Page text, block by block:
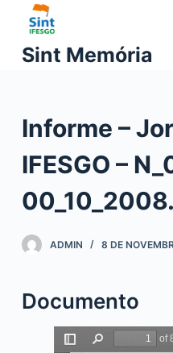
p
o
o
e
Sint Memória
Informe –
IFESGO –
ADMIN 8 DE
Documento